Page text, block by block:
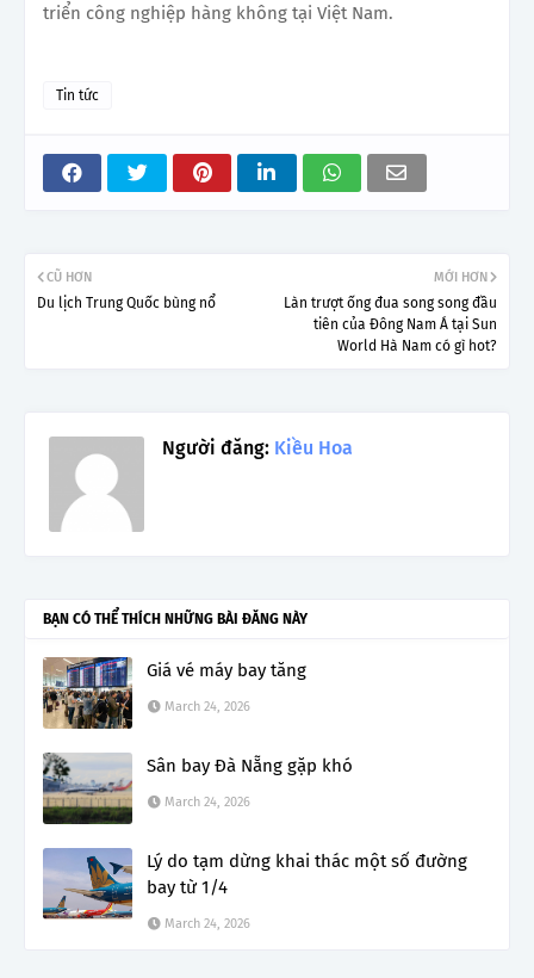
triển công nghiệp hàng không tại Việt Nam.
Tin tức
MỚI HƠN
Làn trượt ống đua song song đầu
tiên của Đông Nam Á tại Sun
World Hà Nam có gì hot?
CŨ HƠN
Du lịch Trung Quốc bùng nổ
Người đăng: Kiều Hoa
BẠN CÓ THỂ THÍCH NHỮNG BÀI ĐĂNG NÀY
Giá vé máy bay tăng
March 24, 2026
Sân bay Đà Nẵng gặp khó
March 24, 2026
Lý do tạm dừng khai thác một số đường
bay từ 1/4
March 24, 2026